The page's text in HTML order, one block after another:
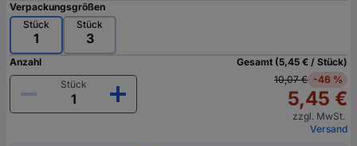
Verpackungsgrößen
Stück
1
Stück
3
Anzahl
Stück
Gesamt (5,45 € / Stück)
10,07 € -46 %
5,45 €
zzgl. MwSt.
Versand